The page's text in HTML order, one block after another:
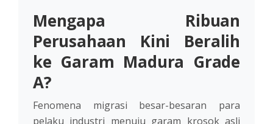
Mengapa Ribuan
Perusahaan Kini Beralih
ke Garam Madura Grade
A?
Fenomena migrasi besar-besaran para
pelaku industri menuju garam krosok asli